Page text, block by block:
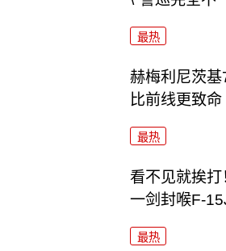
最热
赫梅利尼茨
比前线更致命
最热
看不见就挨
一剑封喉F-
最热